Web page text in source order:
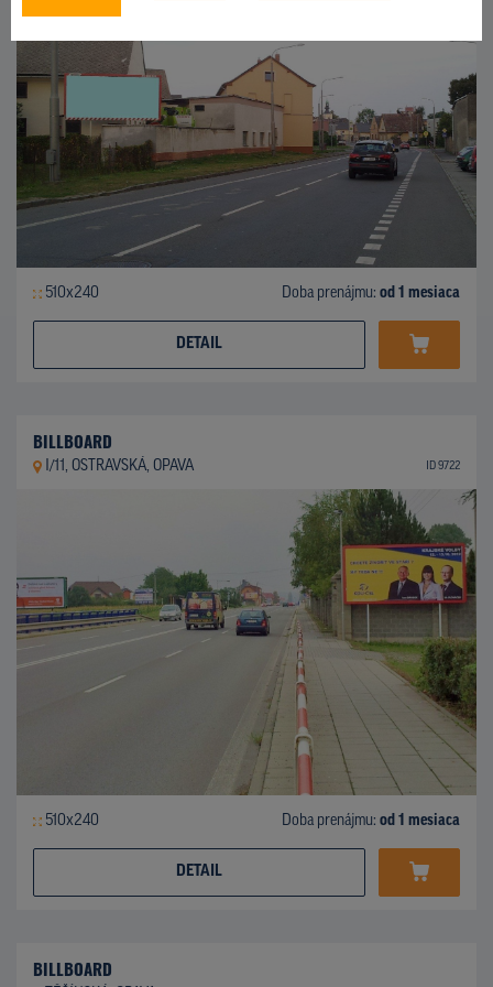
510x240 Doba prenájmu: od 1 mesiaca
DETAIL
BILLBOARD
I/11, OSTRAVSKÁ, OPAVA ID 9722
510x240 Doba prenájmu: od 1 mesiaca
DETAIL
BILLBOARD